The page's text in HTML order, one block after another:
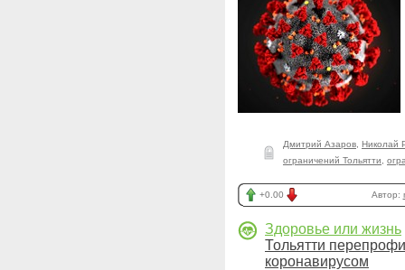
Дмитрий Азаров Николай
ограничений Тольятти
+0.00 Автор:
Здоровье или жизнь
Тольятти
коронавирусом